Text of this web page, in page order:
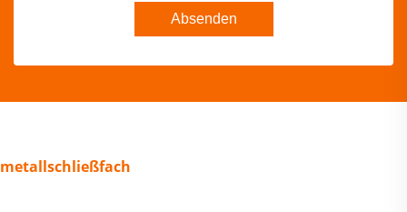
Absenden
metallschließfach